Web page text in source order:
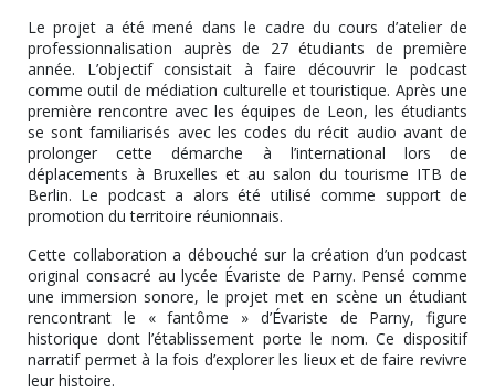
Le projet a été mené dans le cadre du cours d’atelier de
professionnalisation auprès de 27 étudiants de première
année. L’objectif consistait à faire découvrir le podcast
comme outil de médiation culturelle et touristique. Après une
première rencontre avec les équipes de Leon, les étudiants
se sont familiarisés avec les codes du récit audio avant de
prolonger cette démarche à l’international lors de
déplacements à Bruxelles et au salon du tourisme ITB de
Berlin. Le podcast a alors été utilisé comme support de
promotion du territoire réunionnais.
Cette collaboration a débouché sur la création d’un podcast
original consacré au lycée Évariste de Parny. Pensé comme
une immersion sonore, le projet met en scène un étudiant
rencontrant le « fantôme » d’Évariste de Parny, figure
historique dont l’établissement porte le nom. Ce dispositif
narratif permet à la fois d’explorer les lieux et de faire revivre
leur histoire.